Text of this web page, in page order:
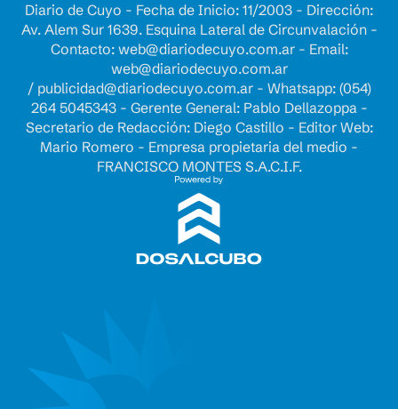
Diario de Cuyo - Fecha de Inicio: 11/2003 - Dirección:
Av. Alem Sur 1639. Esquina Lateral de Circunvalación -
Contacto: web@diariodecuyo.com.ar- Email:
web@diariodecuyo.com.ar
/ publicidad@diariodecuyo.com.ar- Whatsapp: (054)
264 5045343 - Gerente General: Pablo Dellazoppa -
Secretario de Redacción: Diego Castillo - Editor Web:
Mario Romero - Empresa propietaria del medio -
FRANCISCO MONTES S.A.C.I.F.